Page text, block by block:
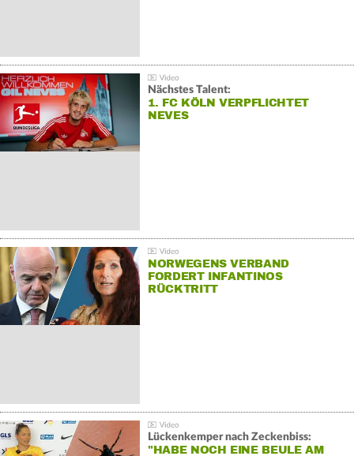
Nächstes Talent:
1. FC KÖLN VERPFLICHTET
NEVES
NORWEGENS VERBAND
FORDERT INFANTINOS
RÜCKTRITT
Lückenkemper nach Zeckenbiss:
"HABE NOCH EINE BEULE AM